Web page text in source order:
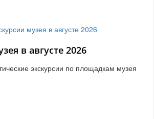
в августе 2026
экскурсии по площадкам музея